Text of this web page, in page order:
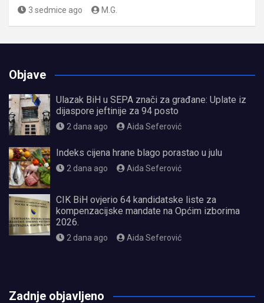
3 sedmice ago M.G.
Objave
Ulazak BiH u SEPA znači za građane: Uplate iz
dijaspore jeftinije za 94 posto
2 dana ago Aida Seferović
Indeks cijena hrane blago porastao u julu
2 dana ago Aida Seferović
CIK BiH ovjerio 64 kandidatske liste za
kompenzacijske mandate na Općim izborima
2026.
2 dana ago Aida Seferović
Zadnje objavljeno